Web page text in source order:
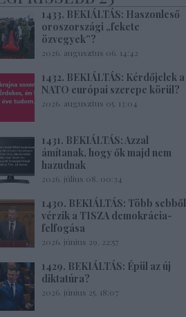
1433. BEKIÁLTÁS: Haszonleső
oroszországi „fekete
özvegyek”?
2026. augusztus 06. 14:42
1432. BEKIÁLTÁS: Kérdőjelek a
NATO európai szerepe körül?
2026. augusztus 05. 13:04
1431. BEKIÁLTÁS: Azzal
ámítanak, hogy ők majd nem
hazudnak
2026. július 08. 00:34
1430. BEKIÁLTÁS: Több sebből
vérzik a TISZA demokrácia-
felfogása
2026. június 29. 22:57
1429. BEKIÁLTÁS: Épül az új
diktatúra?
2026. június 25. 18:07